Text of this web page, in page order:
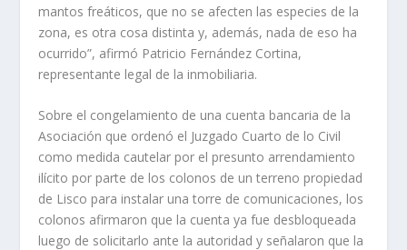
mantos freáticos, que no se afecten las especies de la
zona, es otra cosa distinta y, además, nada de eso ha
ocurrido”, afirmó Patricio Fernández Cortina,
representante legal de la inmobiliaria.
Sobre el congelamiento de una cuenta bancaria de la
Asociación que ordenó el Juzgado Cuarto de lo Civil
como medida cautelar por el presunto arrendamiento
ilícito por parte de los colonos de un terreno propiedad
de Lisco para instalar una torre de comunicaciones, los
colonos afirmaron que la cuenta ya fue desbloqueada
luego de solicitarlo ante la autoridad y señalaron que la